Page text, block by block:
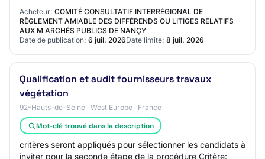
concurrence 462727-2026 462727-2026 - Mi…
Acheteur: COMITÉ CONSULTATIF INTERRÉGIONAL DE
RÈGLEMENT AMIABLE DES DIFFÉRENDS OU LITIGES RELATIFS
AUX M ARCHÉS PUBLICS DE NANÇY
Date de publication: 6 juil. 2026Date limite: 8 juil. 2026
Qualification et audit fournisseurs travaux
végétation
92-Hauts-de-Seine · West Europe · France
Mot-clé trouvé dans la description
critères seront appliqués pour sélectionner les candidats à
inviter pour la seconde étape de la procédure Critère: